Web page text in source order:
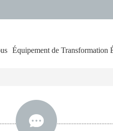
Équipement de Transformation